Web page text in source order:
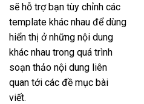
sẽ hỗ trợ bạn tùy chỉnh các
template khác nhau để dùng
hiển thị ở những nội dung
khác nhau trong quá trình
soạn thảo nội dung liên
quan tới các đề mục bài
viết.